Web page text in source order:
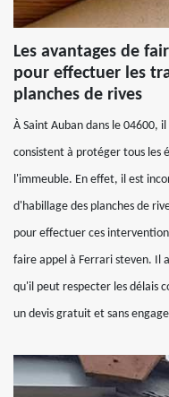
Les avantages de
pour effectuer les
planches de rives
À Saint Auban dans le 04600,
consistent à protéger tous les
l'immeuble. En effet, il est
d'habillage des planches de
pour effectuer ces
faire appel à Ferrari steven. Il
qu'il peut respecter les délais
un devis gratuit et sans